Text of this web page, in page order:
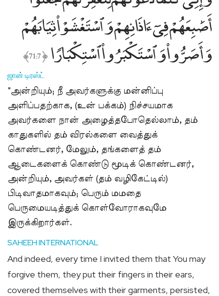
أَصَٰبِعَهُمْ فِىٓ ءَاذَانِهِمْ وَٱسْتَغْشَوْا۟ ثِيَابَهُمْ
وَأَصَرُّوا۟ وَٱسْتَكْبَرُوا۟ ٱسْتِكْبَارًۭا ﴿71:7﴾
ஜான் டிரஸ்ட்
"அன்றியும்; நீ அவர்களுக்கு மன்னிப்பு
அளிப்பதற்காக, (உன் பக்கம்) நிச்சயமாக
அவர்களை நான் அழைத்தபோதெல்லாம், தம்
காதுகளில் தம் விரல்களை வைத்துக்
கொண்டனர், மேலும், தங்களைத் தம்
ஆடைகளைக் கொண்டு மூடிக் கொண்டனர்,
அன்றியும், அவர்கள் (தம் வழிகேட்டில்)
பிடிவாதமாகவும்; பெரும் மமதை
பெருமையடித்துக் கொள்வோராகவுமே
இருக்கிறார்கள்.
SAHEEH INTERNATIONAL
And indeed, every time I invited them that You may
forgive them, they put their fingers in their ears,
covered themselves with their garments, persisted,